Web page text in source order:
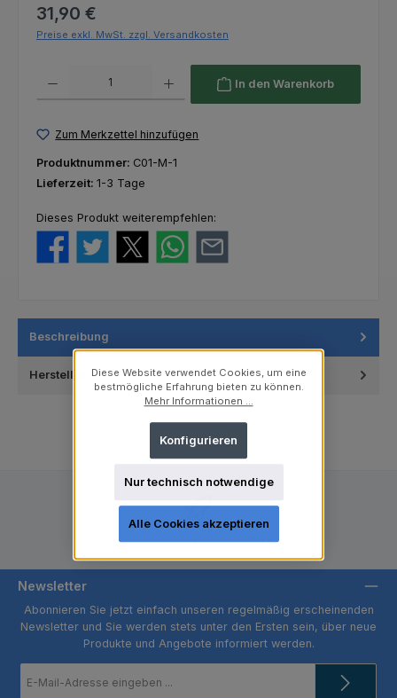
Regulärer Preis:
31,90 €
Preise exkl. MwSt. zzgl. Versandkosten
In den Warenkorb
Zum Merkzettel hinzufügen
Produktnummer: C01-M-1
Lieferzeit: 1-3 Tage
Dieses Produkt weiterempfehlen:
Beschreibung
Hersteller
Kostenloser Versand ab 250 €
Newsletter
Abonnieren Sie jetzt einfach unseren regelmäßig erscheinenden
Newsletter und Sie werden stets unter den Ersten sein, über neue
Produkte und Angebote informiert werden.
Mail-
Diese Website verwendet Cookies, um eine
bestmögliche Erfahrung bieten zu können.
Mehr Informationen ...
Nur technisch notwendige
Konfigurieren
Alle Cookies akzeptieren